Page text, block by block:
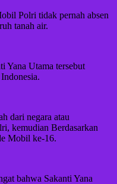
Polri tidak pernah absen
tanah air.
Yana Utama tersebut
dari negara atau
kemudian Berdasarkan
Mobil ke-16.
bahwa Sakanti Yana